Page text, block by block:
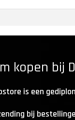
kopen bij
is een
bij